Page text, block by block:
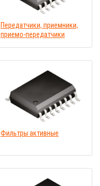
Передатчики, приемники,
приемо-передатчики
Фильтры активные